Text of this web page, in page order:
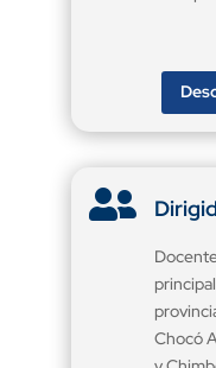

Chocó